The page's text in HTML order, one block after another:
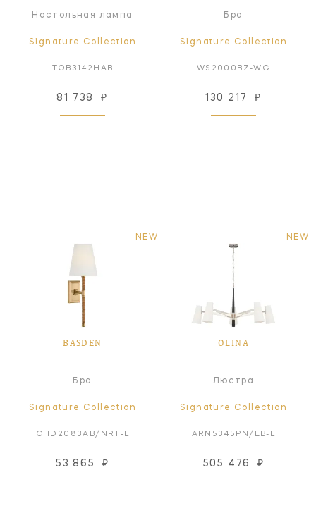
Настольная лампа
Signature Collection
TOB3142HAB
81 738 ₽
Бра
Signature Collection
WS2000BZ-WG
130 217 ₽
NEW
BASDEN
Бра
Signature Collection
CHD2083AB/NRT-L
53 865 ₽
NEW
OLINA
Люстра
Signature Collection
ARN5345PN/EB-L
505 476 ₽